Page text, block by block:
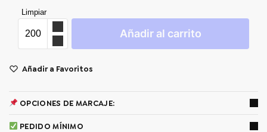
Limpiar
Añadir al carrito
Añadir a Favoritos
OPCIONES DE MARCAJE:
PEDIDO MÍNIMO